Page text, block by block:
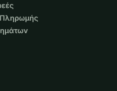
Πληρωμής